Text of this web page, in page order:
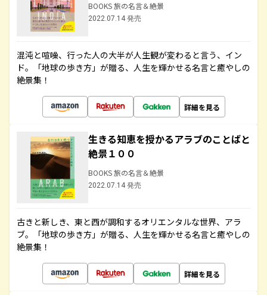
BOOKS 旅の名言＆絶景
2022.07.14 発売
混沌と喧噪、行った人の大半が人生観が変わると言う、イン
ド。「地球の歩き方」が贈る、人生を輝かせる名言と癒やしの
絶景集！
詳細を見る
生きる知恵を授かるアラブのことばと
絶景１００
BOOKS 旅の名言＆絶景
2022.07.14 発売
古きと新しき、東と西が調和するオリエンタルな世界、アラ
ブ。「地球の歩き方」が贈る、人生を輝かせる名言と癒やしの
絶景集！
詳細を見る